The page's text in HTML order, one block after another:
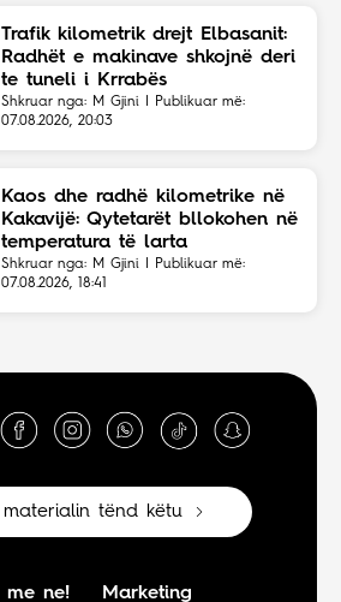
Trafik kilometrik drejt Elbasanit:
Radhët e makinave shkojnë deri
te tuneli i Krrabës
Shkruar nga: M Gjini | Publikuar më:
07.08.2026, 20:03
Kaos dhe radhë kilometrike në
Kakavijë: Qytetarët bllokohen në
temperatura të larta
Shkruar nga: M Gjini | Publikuar më:
07.08.2026, 18:41
tënd këtu
me ne! Marketing